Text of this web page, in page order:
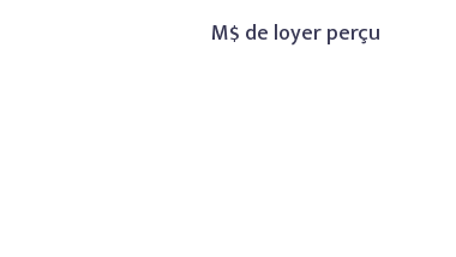
M$ de loyer perçu